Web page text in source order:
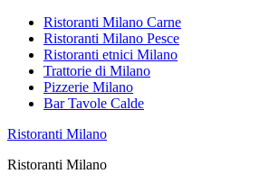
Ristoranti Milano Carne
Ristoranti Milano Pesce
Ristoranti etnici Milano
Trattorie di Milano
Pizzerie Milano
Bar Tavole Calde
Ristoranti Milano
Ristoranti Milano